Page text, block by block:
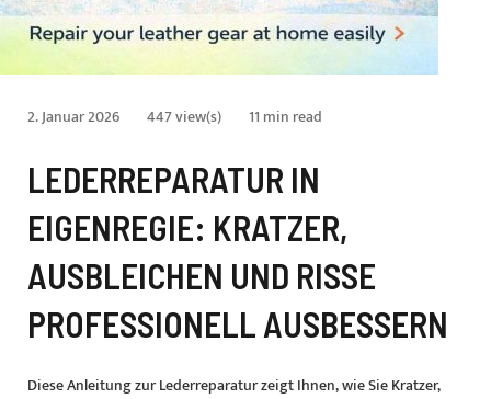
2. Januar 2026 447 view(s) 11 min read
LEDERREPARATUR IN
EIGENREGIE: KRATZER,
AUSBLEICHEN UND RISSE
PROFESSIONELL AUSBESSERN
Diese Anleitung zur Lederreparatur zeigt Ihnen, wie Sie Kratzer,